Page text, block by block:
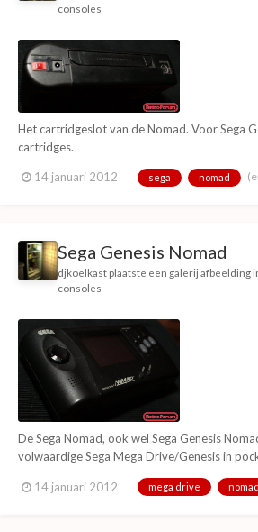
consoles
Het cartridgeslot van de Nomad. Voor Sega
cartridges.
14 januari 2012 sega nomad
Sega Genesis Nomad
djkoelkast plaatste een galerij afbeelding
consoles
De Sega Nomad, ook wel Sega Genesis
volwaardige Sega Mega Drive/Genesis in
A/V uitgang en een poort voor een 2e
14 januari 2012 mega drive nomad